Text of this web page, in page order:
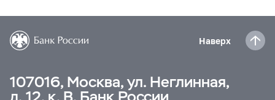
Наверх
107016, Москва, ул. Неглинная,